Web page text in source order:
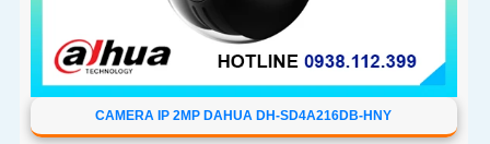
CAMERA IP 2MP DAHUA DH-SD4A216DB-HNY